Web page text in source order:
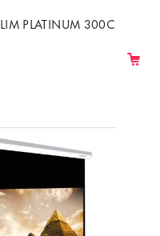
PLATINUM 300C